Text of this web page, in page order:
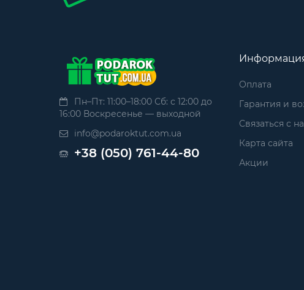
Пн–Пт: 11:00–18:00 Сб: с 12:00 до
16:00 Воскресенье — выходной
info@podaroktut.com.ua
+38 (050) 761-44-80
Оплата
Гарантия и
Связаться с
Карта сайта
Акции